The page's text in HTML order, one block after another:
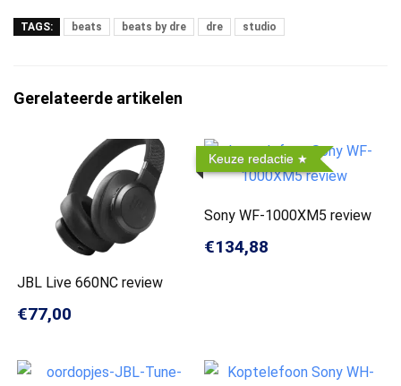
TAGS: beats beats by dre dre studio
Gerelateerde artikelen
JBL Live 660NC review
€77,00
Keuze redactie
Sony WF-1000XM5 review
€134,88